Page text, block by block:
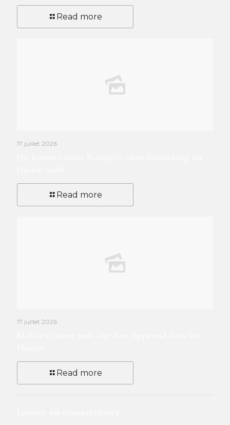
Read more
17 juillet 2026
Read more
17 juillet 2026
Read more